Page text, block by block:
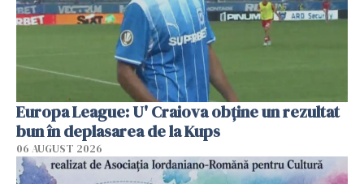
Europa League: U' Craiova obține un rezultat
bun în deplasarea de la Kups
06 AUGUST 2026